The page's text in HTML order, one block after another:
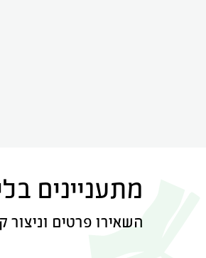
מתעניינים
השאירו פרטים